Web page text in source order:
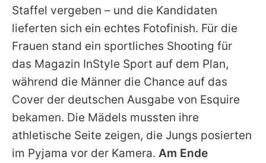
Nutzungsbedingungen
Utiq verwalten
Staffel vergeben – und die Kandidaten
lieferten sich ein echtes Fotofinish. Für die
Frauen stand ein sportliches Shooting für
das Magazin InStyle Sport auf dem Plan,
während die Männer die Chance auf das
Cover der deutschen Ausgabe von Esquire
bekamen. Die Mädels mussten ihre
athletische Seite zeigen, die Jungs posierten
im Pyjama vor der Kamera. Am Ende